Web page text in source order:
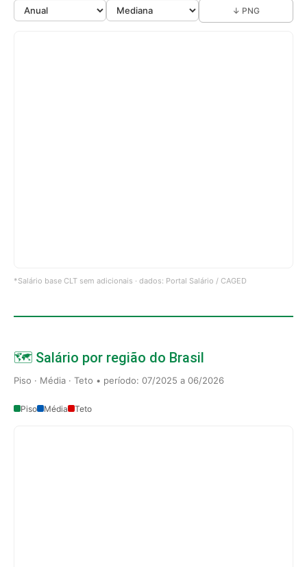
↓ PNG
*Salário base CLT sem adicionais · dados: Portal Salário / CAGED
🗺️ Salário por região do Brasil
Piso · Média · Teto • período: 07/2025 a 06/2026
Piso Média Teto